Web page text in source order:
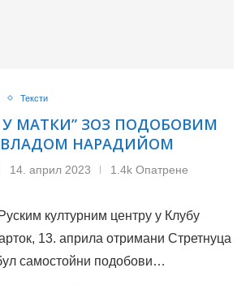
Тексти
У МАТКИ” ЗОЗ ПОДОБОВИМ
НАРАДИЙОМ
14. април 2023 1.4k Опатрене
културним центру у Клубу
13. априла отримани Стретнуца
самостойни подобови…